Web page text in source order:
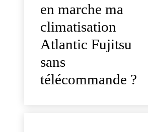
en marche ma
climatisation
Atlantic Fujitsu
sans
télécommande ?